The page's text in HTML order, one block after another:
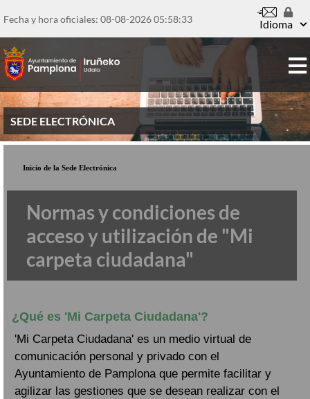
al
principal
Fecha y hora oficiales: 08-08-202605:58:34 Idioma
SEDE ELECTRÓNICA
Inicio de la Sede Electrónica
Normas y condiciones de
acceso y utilización de "Mi
carpeta ciudadana"
¿Qué es 'Mi Carpeta Ciudadana'?
'Mi Carpeta Ciudadana' es un medio virtual de
comunicación personal y privado con el
Ayuntamiento de Pamplona que permite facilitar y
agilizar las gestiones que se desean realizar con el